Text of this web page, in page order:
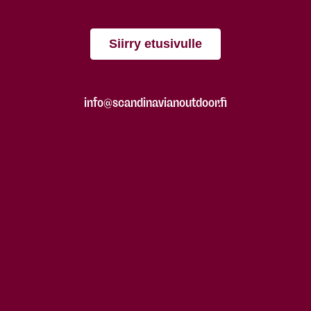
Siirry etusivulle
info@scandinavianoutdoor.fi